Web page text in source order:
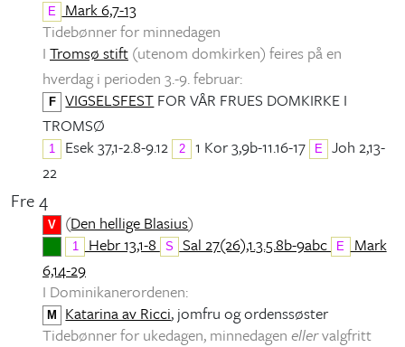
E
Mark 6,7-13
Tidebønner for minnedagen
I Tromsø stift (utenom domkirken) feires på en
hverdag i perioden 3.-9. februar:
F VIGSELSFEST FOR VÅR FRUES DOMKIRKE I
TROMSØ
1 Esek 37,1-2.8-9.12 2 1 Kor 3,9b-11.16-17 E
Joh 2,13-
22
Fre 4
V (Den hellige Blasius)
1 Hebr 13,1-8 S Sal 27(26),1.3.5.8b-9abc E Mark
6,14-29
I Dominikanerordenen:
M Katarina av Ricci, jomfru og ordenssøster
Tidebønner for ukedagen, minnedagen ellervalgfritt